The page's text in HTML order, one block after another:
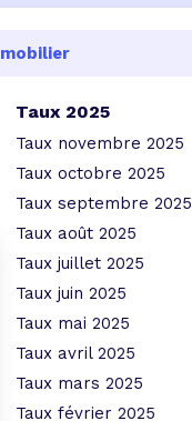
Taux 2025
Taux novembre 2025
Taux octobre 2025
Taux septembre 2025
Taux août 2025
Taux juillet 2025
Taux juin 2025
Taux mai 2025
Taux avril 2025
Taux mars 2025
Taux février 2025